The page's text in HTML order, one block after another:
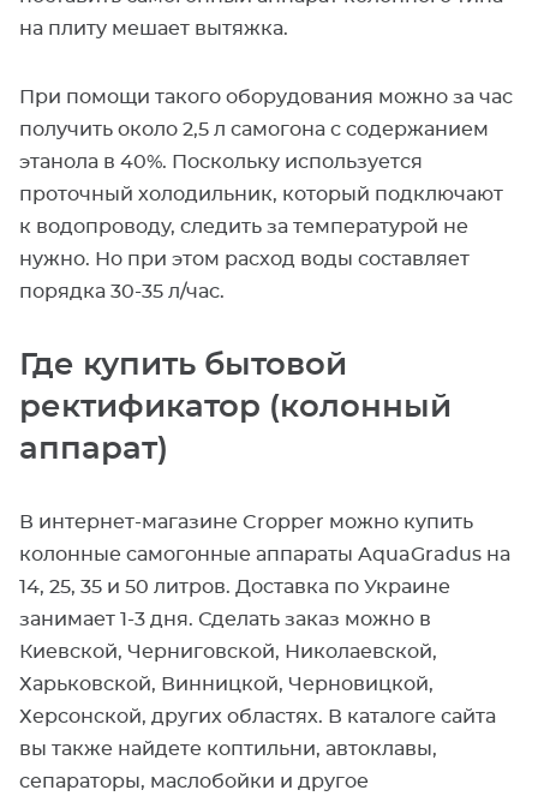
на плиту мешает вытяжка.
При помощи такого оборудования можно за час
получить около 2,5 л самогона с содержанием
этанола в 40%. Поскольку используется
проточный холодильник, который подключают
к водопроводу, следить за температурой не
нужно. Но при этом расход воды составляет
порядка 30-35 л/час.
Где купить бытовой
ректификатор (колонный
аппарат)
В интернет-магазине Cropper можно купить
колонные самогонные аппараты AquaGradus на
14, 25, 35 и 50 литров. Доставка по Украине
занимает 1-3 дня. Сделать заказ можно в
Киевской, Черниговской, Николаевской,
Харьковской, Винницкой, Черновицкой,
Херсонской, других областях. В каталоге сайта
вы также найдете коптильни, автоклавы,
сепараторы, маслобойки и другое